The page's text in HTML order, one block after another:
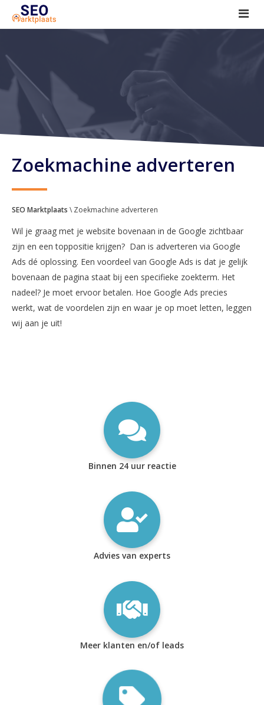
SEO tools reviews
Marketeer bij jou in de buurt?
Offerte
1. Seo voor beginners +
2. Onderzoeken +
Zoekmachine adverteren
SEO Marktplaats \ Zoekmachine adverteren
Wil je graag met je website bovenaan in de Google zichtbaar
zijn en een toppositie krijgen? Dan is adverteren via Google
Ads dé oplossing. Een voordeel van Google Ads is dat je gelijk
bovenaan de pagina staat bij een specifieke zoekterm. Het
nadeel? Je moet ervoor betalen. Hoe Google Ads precies
werkt, wat de voordelen zijn en waar je op moet letten, leggen
wij aan je uit!
Binnen 24 uur reactie
Advies van experts
Meer klanten en/of leads